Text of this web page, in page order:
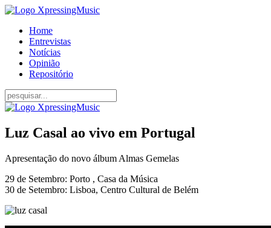
Home
Entrevistas
Notícias
Opinião
Repositório
Luz Casal ao vivo em Portugal
Apresentação do novo álbum Almas Gemelas
29 de Setembro: Porto , Casa da Música
30 de Setembro: Lisboa, Centro Cultural de Belém